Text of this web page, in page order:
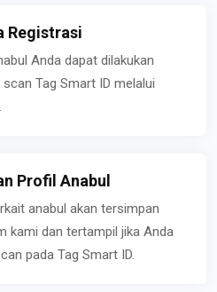
Registrasi
Anda dapat dilakukan
Tag Smart ID melalui
.
Profil Anabul
anabul akan tersimpan
kami dan tertampil jika Anda
pada Tag Smart ID.